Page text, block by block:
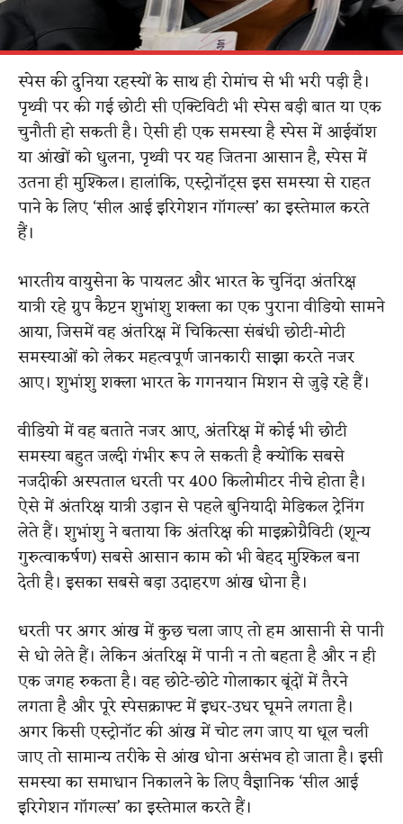
स्पेस की दुनिया रहस्यों के साथ ही रोमांच से भी भरी पड़ी है।
पृथ्वी पर की गई छोटी सी एक्टिविटी भी स्पेस बड़ी बात या एक
चुनौती हो सकती है। ऐसी ही एक समस्या है स्पेस में आईवॉश
या आंखों को धुलना, पृथ्वी पर यह जितना आसान है, स्पेस में
उतना ही मुश्किल। हालांकि, एस्ट्रोनॉट्स इस समस्या से राहत
पाने के लिए ‘सील आई इरिगेशन गॉगल्स’ का इस्तेमाल करते
हैं।
भारतीय वायुसेना के पायलट और भारत के चुनिंदा अंतरिक्ष
यात्री रहे ग्रुप कैप्टन शुभांशु शक्ला का एक पुराना वीडियो सामने
आया, जिसमें वह अंतरिक्ष में चिकित्सा संबंधी छोटी-मोटी
समस्याओं को लेकर महत्वपूर्ण जानकारी साझा करते नजर
आए। शुभांशु शक्ला भारत के गगनयान मिशन से जुड़े रहे हैं।
वीडियो में वह बताते नजर आए, अंतरिक्ष में कोई भी छोटी
समस्या बहुत जल्दी गंभीर रूप ले सकती है क्योंकि सबसे
नजदीकी अस्पताल धरती पर 400 किलोमीटर नीचे होता है।
ऐसे में अंतरिक्ष यात्री उड़ान से पहले बुनियादी मेडिकल ट्रेनिंग
लेते हैं। शुभांशु ने बताया कि अंतरिक्ष की माइक्रोग्रैविटी (शून्य
गुरुत्वाकर्षण) सबसे आसान काम को भी बेहद मुश्किल बना
देती है। इसका सबसे बड़ा उदाहरण आंख धोना है।
धरती पर अगर आंख में कुछ चला जाए तो हम आसानी से पानी
से धो लेते हैं। लेकिन अंतरिक्ष में पानी न तो बहता है और न ही
एक जगह रुकता है। वह छोटे-छोटे गोलाकार बूंदों में तैरने
लगता है और पूरे स्पेसक्राफ्ट में इधर-उधर घूमने लगता है।
अगर किसी एस्ट्रोनॉट की आंख में चोट लग जाए या धूल चली
जाए तो सामान्य तरीके से आंख धोना असंभव हो जाता है। इसी
समस्या का समाधान निकालने के लिए वैज्ञानिक ‘सील आई
इरिगेशन गॉगल्स’ का इस्तेमाल करते हैं।